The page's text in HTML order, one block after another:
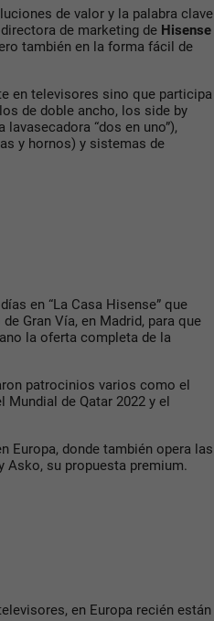
de valor y la palabra clave
de marketing de Hisense
también en la forma fácil de
en televisores sino que participa
de doble ancho, los side by
“dos en uno”),
y hornos) y sistemas de
en “La Casa Hisense” que
Gran Vía, en Madrid, para que
la oferta completa de la
patrocinios varios como el
Mundial de Qatar 2022 y el
Europa, donde también opera las
Asko, su propuesta premium.
en Europa recién están